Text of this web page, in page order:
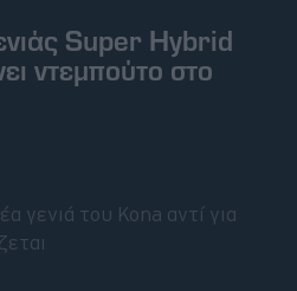
Super Hybrid
ντεμπούτο στο